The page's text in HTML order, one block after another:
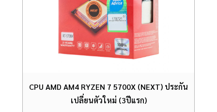
CPU AMD AM4 RYZEN 7 5700X (NEXT) ประกัน
เปลี่ยนตัวใหม่ (3ปีแรก)